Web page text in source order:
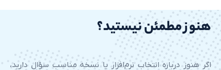
نیستید؟
انتخاب نرم‌افزار یا نسخه مناسب سؤال دارید،